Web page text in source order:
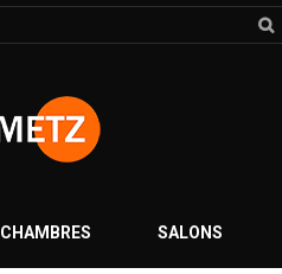
CHAMBRES SALONS